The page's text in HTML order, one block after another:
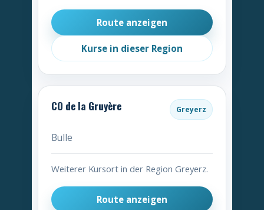
Route anzeigen
Kurse in dieser Region
CO de la Gruyère Greyerz
Bulle
Weiterer Kursort in der Region Greyerz.
Route anzeigen